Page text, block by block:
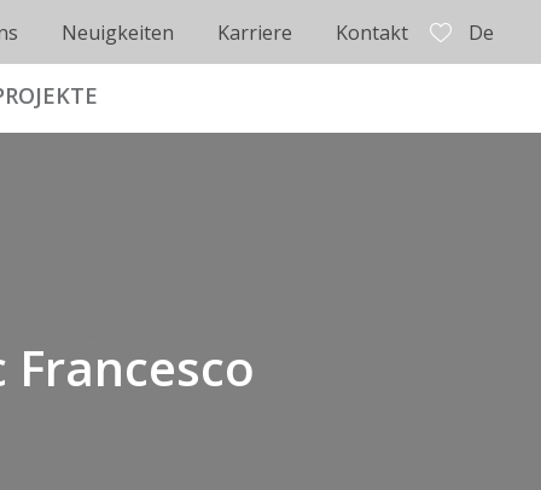
Neuigkeiten Karriere Kontakt De
Francesco